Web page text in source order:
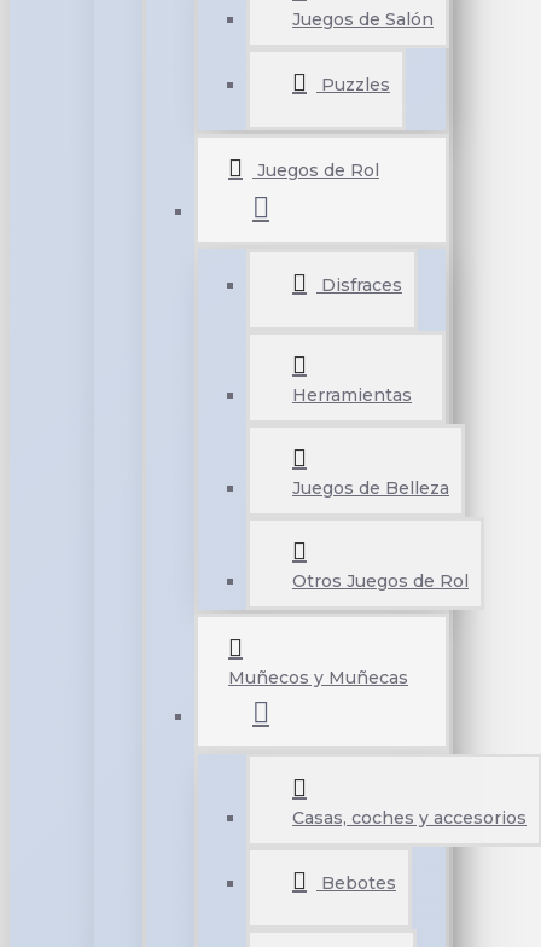
Juegos de Salón
Puzzles
Juegos de Rol
Disfraces
Herramientas
Juegos de Belleza
Otros Juegos de Rol
Muñecos y Muñecas
Casas, coches y accesorios
Bebotes